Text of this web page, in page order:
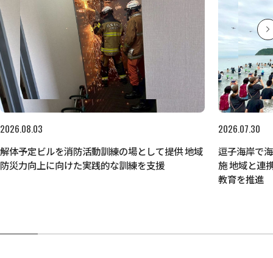
2026.08.03
解体予定ビルを消防活動訓練の場として提供 地域
防災力向上に向けた実践的な訓練を支援
2026.07.30
逗子海岸で
施 地域と連
教育を推進